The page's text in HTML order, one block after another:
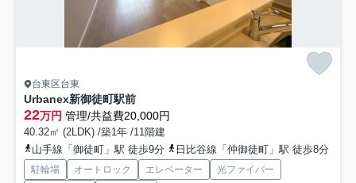
台東区台東
Urbanex新御徒町駅前
22万円 管理/共益費20,000円
40.32㎡ (2LDK) /築1年 /11階建
山手線「御徒町」駅 徒歩9分
日比谷線「仲御徒町」駅 徒歩8分
駐輪場 オートロック エレベーター
光ファイバー